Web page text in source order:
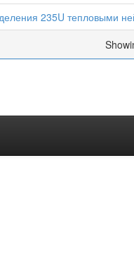
235U тепловыми